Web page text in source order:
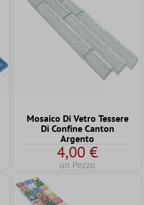
Mosaico Di Vetro Tessere
Di Confine Canton
Argento
4,00 €
un Pezzo